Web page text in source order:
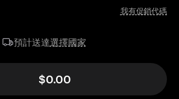
我有促銷代碼
預計送達選擇國家
$0.00